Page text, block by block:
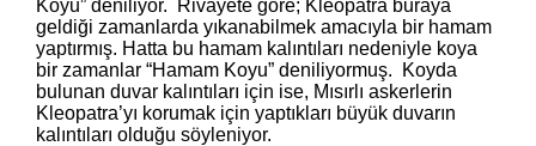
Koyu” deniliyor. Rivayete göre; Kleopatra buraya
geldiği zamanlarda yıkanabilmek amacıyla bir hamam
yaptırmış. Hatta bu hamam kalıntıları nedeniyle koya
bir zamanlar “Hamam Koyu” deniliyormuş. Koyda
bulunan duvar kalıntıları için ise, Mısırlı askerlerin
Kleopatra’yı korumak için yaptıkları büyük duvarın
kalıntıları olduğu söyleniyor.